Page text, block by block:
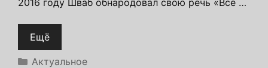
Ещё
Рубрики
Актуальное